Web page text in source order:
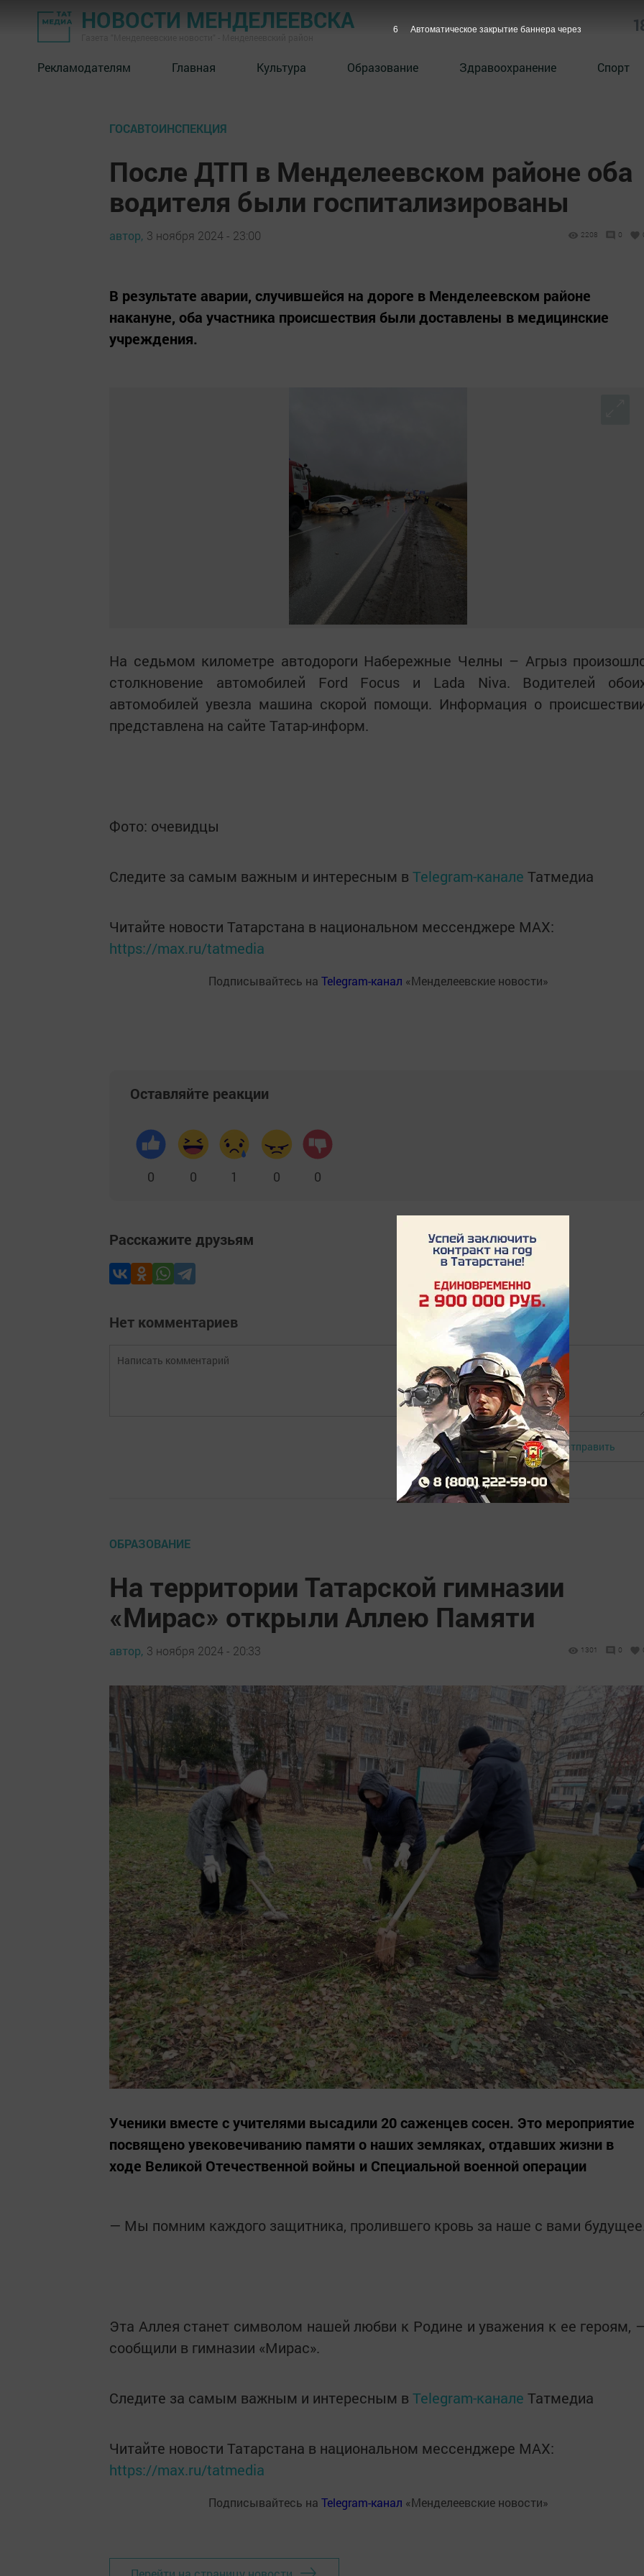
НОВОСТИ МЕНДЕЛЕЕВСКА
Рекламодателям Главная Культура Образование Здравоохранение Спорт
ГОСАВТОИНСПЕКЦИЯ
После ДТП в Менделеевском районе оба
водителя были госпитализированы
автор, 3 ноября 2024 - 23:00 2208 0
В результате аварии, случившейся на дороге в Менделеевском районе
накануне, оба участника происшествия были доставлены в медицинские
учреждения.
На седьмом километре автодороги Набережные Челны – Агрыз
столкновение автомобилей Ford Focus и Lada Niva. Водителей
автомобилей увезла машина скорой помощи. Информация о
представлена на сайте Татар-информ.
Фото: очевидцы
Следите за самым важным и интересным в Telegram-канале Татмедиа
Читайте новости Татарстана в национальном мессенджере MАХ:
https://max.ru/tatmedia
Подписывайтесь на Telegram-канал «Менделеевские новости»
Оставляйте реакции
0 0 1 0 0
Расскажите друзьям
Нет комментариев
Авторизоваться Отправить
ОБРАЗОВАНИЕ
На территории Татарской гимназии
«Мирас» открыли Аллею Памяти
автор, 3 ноября 2024 - 20:33 1301 0
Ученики вместе с учителями высадили 20 саженцев сосен. Это мероприятие
посвящено увековечиванию памяти о наших земляках, отдавших жизни в
ходе Великой Отечественной войны и Специальной военной операции
— Мы помним каждого защитника, пролившего кровь за наше с вами
Эта Аллея станет символом нашей любви к Родине и уважения к ее героям,
сообщили в гимназии «Мирас».
Следите за самым важным и интересным в Telegram-канале Татмедиа
Читайте новости Татарстана в национальном мессенджере MАХ:
https://max.ru/tatmedia
Подписывайтесь на Telegram-канал «Менделеевские новости»
5 Автоматическое закрытие баннера через